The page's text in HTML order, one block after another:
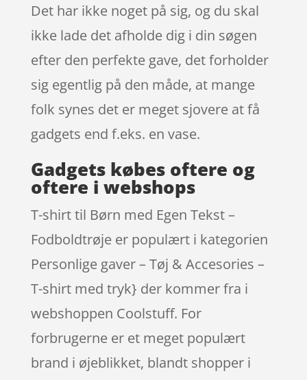
Det har ikke noget på sig, og du skal
ikke lade det afholde dig i din søgen
efter den perfekte gave, det forholder
sig egentlig på den måde, at mange
folk synes det er meget sjovere at få
gadgets end f.eks. en vase.
Gadgets købes oftere og
oftere i webshops
T-shirt til Børn med Egen Tekst –
Fodboldtrøje er populært i kategorien
Personlige gaver – Tøj & Accesories –
T-shirt med tryk} der kommer fra i
webshoppen Coolstuff. For
forbrugerne er et meget populært
brand i øjeblikket, blandt shopper i